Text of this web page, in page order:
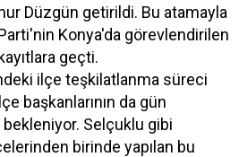
Düzgün getirildi. Bu atamayla
Konya'da görevlendirilen
geçti.
ilçe teşkilatlanma süreci
başkanlarının da gün
Selçuklu gibi
birinde yapılan bu